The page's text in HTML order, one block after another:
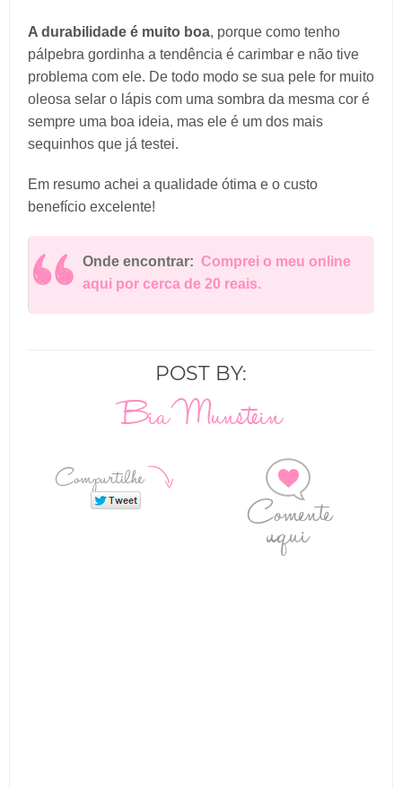
A durabilidade é muito boa, porque como tenho
pálpebra gordinha a tendência é carimbar e não tive
problema com ele. De todo modo se sua pele for muito
oleosa selar o lápis com uma sombra da mesma cor é
sempre uma boa ideia, mas ele é um dos mais
sequinhos que já testei.
Em resumo achei a qualidade ótima e o custo
benefício excelente!
Onde encontrar: Comprei o meu online
aqui por cerca de 20 reais.
POST BY:
Bia Munstein
Compartilhe
Comente
aqui